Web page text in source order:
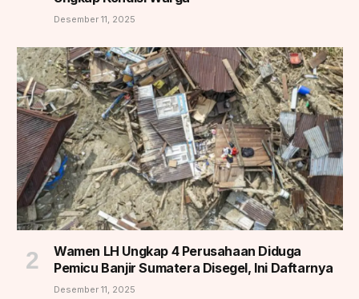
Desember 11, 2025
Wamen LH Ungkap 4 Perusahaan Diduga
Pemicu Banjir Sumatera Disegel, Ini Daftarnya
Desember 11, 2025